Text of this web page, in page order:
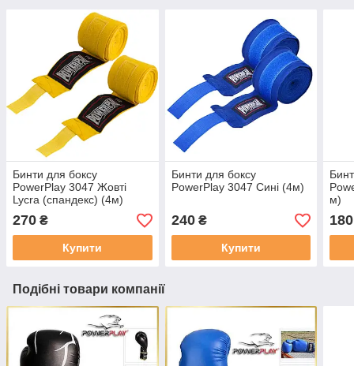
Бинти для боксу
PowerPlay 3047 Жовті
Lycra (спандекс) (4м)
270 ₴
Купити
Бинти для боксу
PowerPlay 3047 Сині (4м)
240₴
Купити
м)
180
Подібні товари компанії